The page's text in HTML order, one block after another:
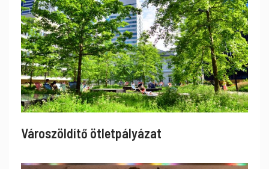
Városzöldítő ötletpályázat